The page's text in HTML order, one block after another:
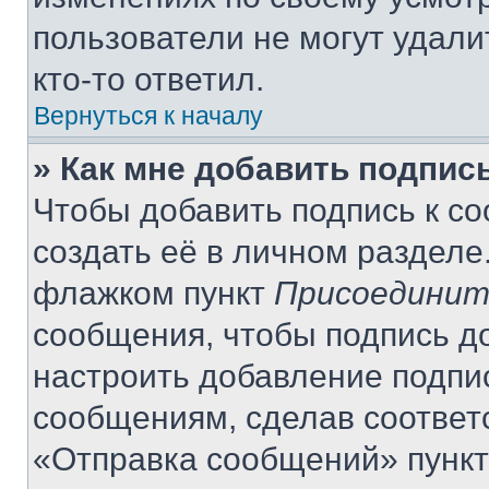
пользователи не могут
кто-то ответил.
Вернуться к началу
» Как мне добавить
Чтобы добавить подпись к
создать её в личном
флажком пункт
сообщения, чтобы подпись
настроить добавление
сообщениям, сделав
«Отправка сообщений»